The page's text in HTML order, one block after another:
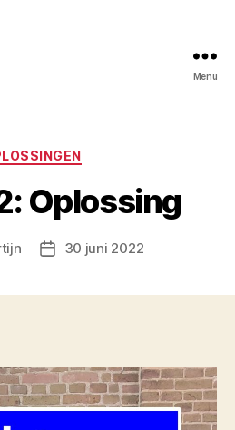
Menu
Categorieën
Oplossing
Berichtdatum
30 juni 2022